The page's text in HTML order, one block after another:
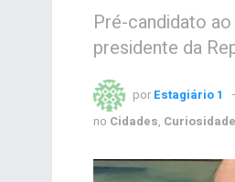
Pré-candidato
presidente da
por Estagiário 1
no Cidades,